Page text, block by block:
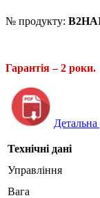
№ продукту:
Гарантія – 2 роки.
Детальна
Технічні дані
Управління
Вага